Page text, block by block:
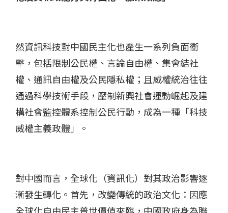
然資訊科技對中國民主化也產生一系列負面衝
擊，包括限制公民權、言論自由權、集會結社
權、通訊自由權及公民隱私權；且威權統治往往
通過科學技術手段，壓制新興社會運動崛起及建
構社會監控體系控制公民行動，成為一種「科技
威權主義政體」。
對中國而言，全球化（資訊化）對其政治影響逐
漸發生轉化。首先，改變傳統的政治文化：因應